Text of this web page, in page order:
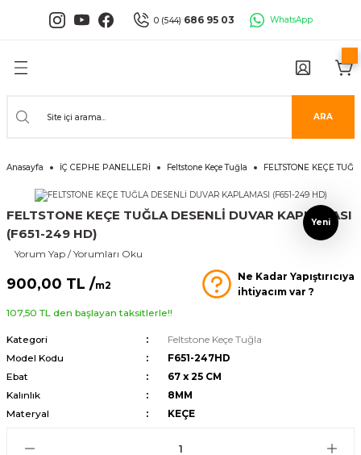
0 (544) 686 95 03 WhatsApp
Geri Dön
Geri Dön
PANELLER
Geri Dön
Geri Dön
Geri Dön
Paneller
Geri Dön
ARA
Anasayfa İÇ CEPHE PANELLERİ Feltstone Keçe Tuğla FELTSTONE KEÇE
Yeni
FELTSTONE KEÇE TUĞLA DESENLİ DUVAR KAPLAMASI
(F651-249 HD)
Yorum Yap / Yorumları Oku
900,00 TL /m2
Ne Kadar Yapıştırıcıya
ihtiyacım var ?
107,50 TL den başlayan taksitlerle!!
Kategori
Feltstone Keçe Tuğla
Model Kodu
F651-247HD
Ebat
67 x 25 CM
Kalınlık
8MM
Materyal
KEÇE